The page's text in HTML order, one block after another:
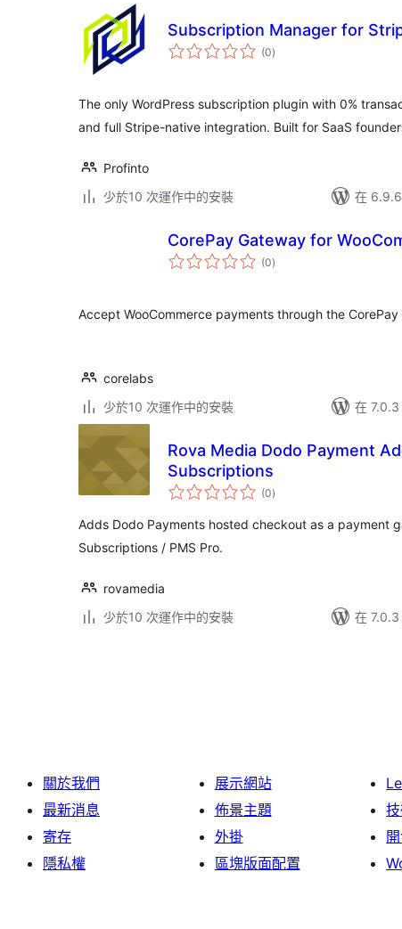
Subscription Manager for
(0總
評)
The only WordPress subscription plugin with 0%
and full Stripe-native integration. Built for SaaS
Profinto
少於10 次運作中的安裝
在
CorePay Gateway for
(0總
評)
Accept WooCommerce payments through the
corelabs
少於10 次運作中的安裝
在 7.0.3
Rova Media Dodo Payment
Subscriptions
(0總
評)
Adds Dodo Payments hosted checkout as a payment
Subscriptions / PMS Pro.
rovamedia
少於10 次運作中的安裝
在 7.0.3
關於我們
最新消息
寄存
隱私權
展示網站
佈景主題
外掛
區塊版面配置